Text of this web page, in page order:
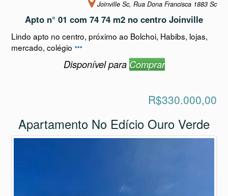
Joinville Sc, Rua Dona Francisca 1883 Sc
Apto n° 01 com 74 74 m2 no centro Joinville
Lindo apto no centro, próximo ao Bolchoi, Habibs, lojas,
mercado, colégio
Disponível para Comprar
R$330.000,00
Apartamento No Edício Ouro Verde